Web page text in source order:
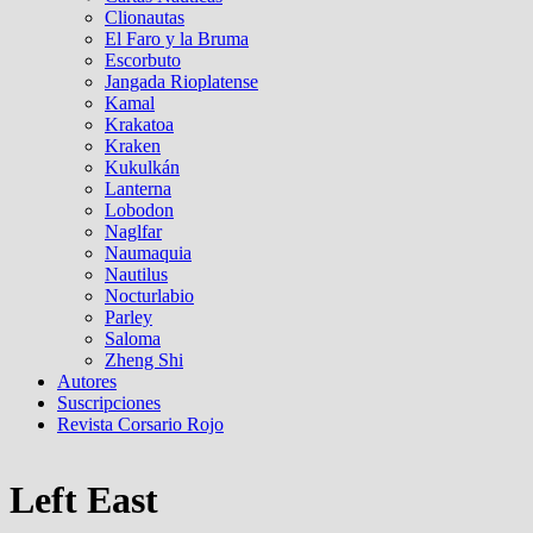
Clionautas
El Faro y la Bruma
Escorbuto
Jangada Rioplatense
Kamal
Krakatoa
Kraken
Kukulkán
Lanterna
Lobodon
Naglfar
Naumaquia
Nautilus
Nocturlabio
Parley
Saloma
Zheng Shi
Autores
Suscripciones
Revista Corsario Rojo
Left East